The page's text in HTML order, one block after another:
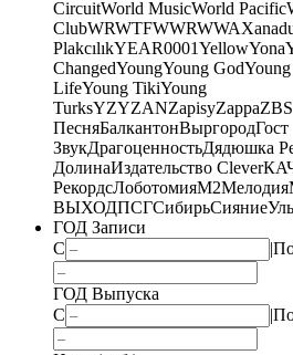
CircuitWorld MusicWorld Pacific
ClubWRWTFWWRWWA
PlakcılıkYEAR0001YellowYona
ChangedYoungYoung God
LifeYoung TikiYoung
TurksYZYZANZapisyZappaZBS
ПесняБалкантонВыргородГост
ЗвукДрагоценностьДядюшка
ДолинаИздательство Clever
РекордсЛоботомияМ2Мелодия
ВЫХОДПСГСибирьСияние
ГОД Записи
С
|
ГОД Выпуска
С
|